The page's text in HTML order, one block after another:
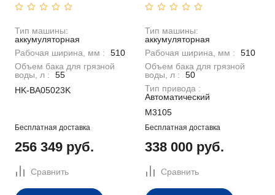
Тип машины:
аккумуляторная
Рабочая ширина, мм :
510
Объем бака для грязной
воды, л :
55
HK-BA05023K
Бесплатная доставка
256 349 руб.
Сравнить
Тип машины:
аккумуляторная
Рабочая ширина, мм :
510
Объем бака для грязной
воды, л :
50
Тип привода :
Автоматический
M3105
Бесплатная доставка
338 000 руб.
Сравнить